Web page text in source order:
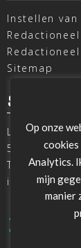
Instellen
Sitemap
SKI
5804 XC
T
+31 478
info@ski-
Op onze
Analytics.
mijn
manier